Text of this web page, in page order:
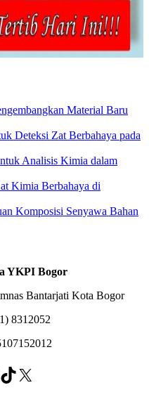
Material Baru
Deteksi Zat Berbahaya pada
Analisis Kimia dalam
Kimia Berbahaya di
Komposisi Senyawa Bahan
YKPI Bogor
Bantarjati Kota Bogor
8312052
TikTok
X